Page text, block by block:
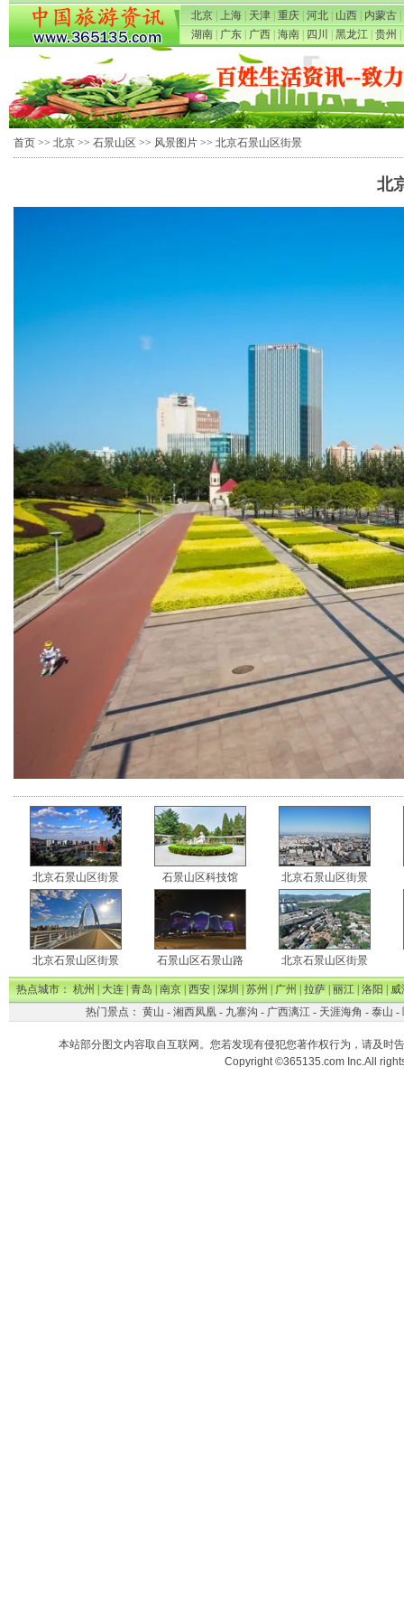
北京 上海 天津 重庆 河北 山西 内蒙古
湖南
广东 广西 海南 四川 黑龙江 贵州
首页 >> 北京 >> 石景山区 >> 风景图片 >> 北京石景山区街景
北
北京石景山区街景 石景山区科技馆 北京石景山区街景
北京石景山区街景 石景山区石景山路 北京石景山区街景
热点城市：杭州|大连|青岛|南京|西安|深圳|苏州|广州|拉萨|丽江|洛阳|威
热门景点： 黄山 - 湘西凤凰- 九寨沟 - 广西漓江- 天涯海角 - 泰山 -
本站部分图文内容取自互联网。您若发现有侵犯您著作权行为，请及时
Copyright ©365135.com Inc.All